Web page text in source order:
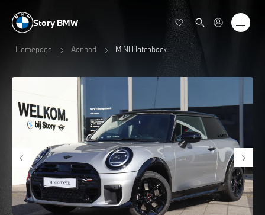
Story BMW
Homepage Aanbod MINI Hatchback